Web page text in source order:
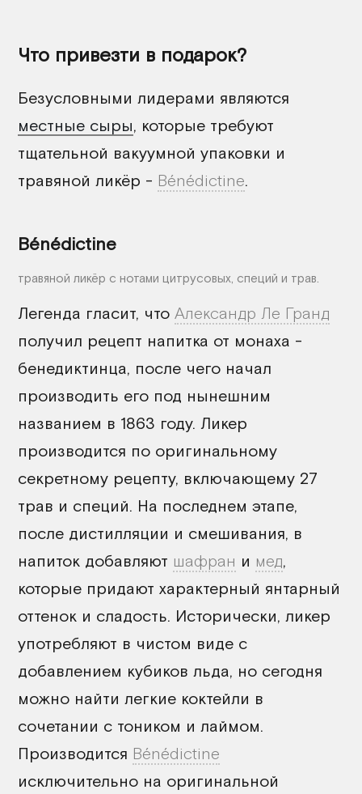
Что привезти в подарок?
Безусловными лидерами являются
местные сыры, которые требуют
тщательной вакуумной упаковки и
травяной ликёр - Bénédictine.
Bénédictine
травяной ликёр с нотами цитрусовых, специй и трав.
Легенда гласит, что Александр Ле Гранд
получил рецепт напитка от монаха -
бенедиктинца, после чего начал
производить его под нынешним
названием в 1863 году. Ликер
производится по оригинальному
секретному рецепту, включающему 27
трав и специй. На последнем этапе,
после дистилляции и смешивания, в
напиток добавляют шафран и мед,
которые придают характерный янтарный
оттенок и сладость. Исторически, ликер
употребляют в чистом виде с
добавлением кубиков льда, но сегодня
можно найти легкие коктейли в
сочетании с тоником и лаймом.
Производится Bénédictine
исключительно на оригинальной